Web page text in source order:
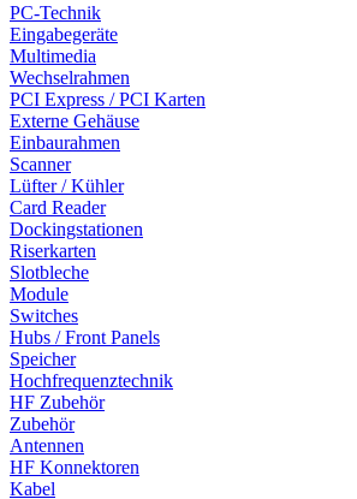
PC-Technik
Eingabegeräte
Multimedia
Wechselrahmen
PCI Express / PCI Karten
Externe Gehäuse
Einbaurahmen
Scanner
Lüfter / Kühler
Card Reader
Dockingstationen
Riserkarten
Slotbleche
Module
Switches
Hubs / Front Panels
Speicher
Hochfrequenztechnik
HF Zubehör
Zubehör
Antennen
HF Konnektoren
Kabel